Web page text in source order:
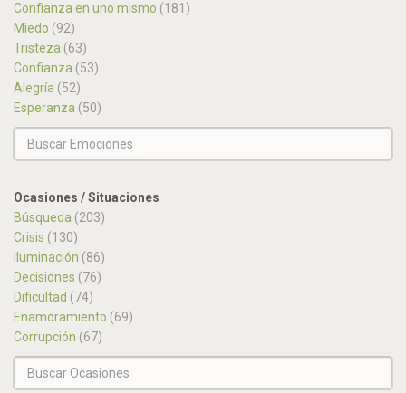
Confianza en uno mismo (181)
Miedo (92)
Tristeza (63)
Confianza (53)
Alegría (52)
Esperanza (50)
Ocasiones / Situaciones
Búsqueda (203)
Crisis (130)
Iluminación (86)
Decisiones (76)
Dificultad (74)
Enamoramiento (69)
Corrupción (67)